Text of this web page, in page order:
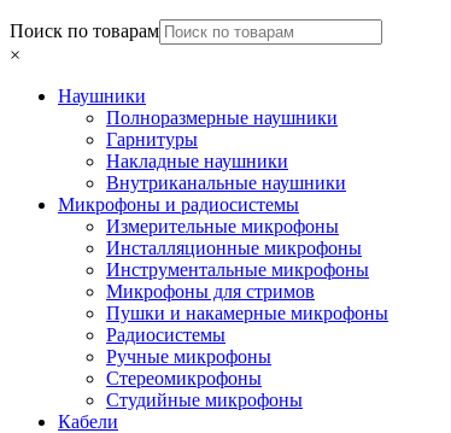
Поиск по товарам
×
Наушники
Полноразмерные наушники
Гарнитуры
Накладные наушники
Внутриканальные наушники
Микрофоны и радиосистемы
Измерительные микрофоны
Инсталляционные микрофоны
Инструментальные микрофоны
Микрофоны для стримов
Пушки и накамерные микрофоны
Радиосистемы
Ручные микрофоны
Стереомикрофоны
Студийные микрофоны
Кабели